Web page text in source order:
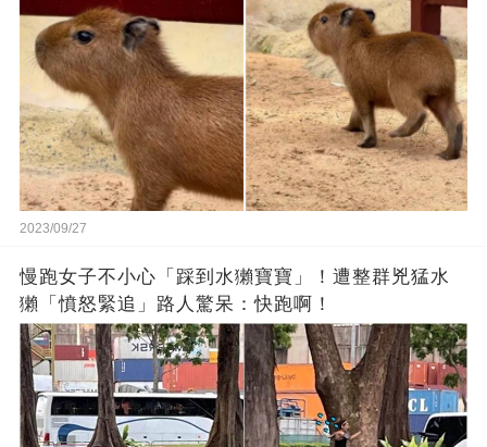
2023/09/27
慢跑女子不小心「踩到水獺寶寶」！遭整群兇猛水
獺「憤怒緊追」路人驚呆：快跑啊！